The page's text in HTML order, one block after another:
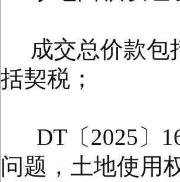
成交总价款包
括契税；
DT〔2025〕
问题，土地使用